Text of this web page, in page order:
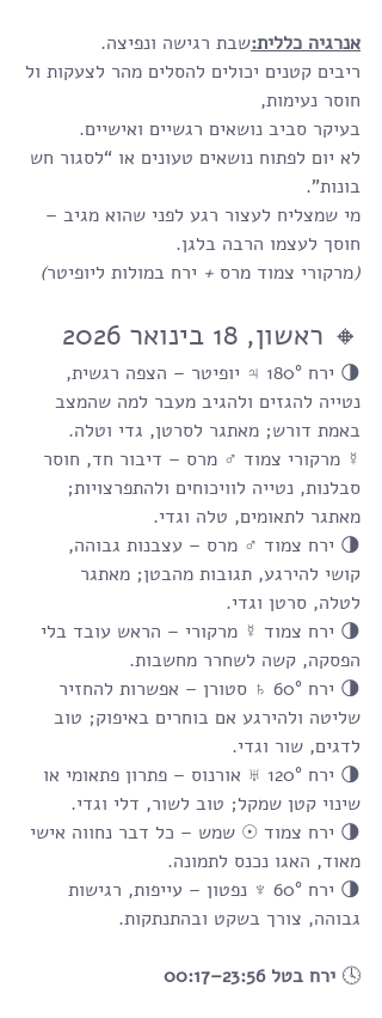
אנרגיה כללית:שבת רגישה ונפיצה.
ריבים קטנים יכולים להסלים מהר לצעקות ול
חוסר נעימות,
בעיקר סביב נושאים רגשיים ואישיים.
לא יום לפתוח נושאים טעונים או “לסגור חש
בונות”.
מי שמצליח לעצור רגע לפני שהוא מגיב –
חוסך לעצמו הרבה בלגן.
(מרקורי צמוד מרס + ירח במולות ליופיטר)
🔸 ראשון, 18 בינואר 2026
🌗 ירח 180° ♃ יופיטר – הצפה רגשית,
נטייה להגזים ולהגיב מעבר למה שהמצב
באמת דורש; מאתגר לסרטן, גדי וטלה.
☿ מרקורי צמוד ♂ מרס – דיבור חד, חוסר
סבלנות, נטייה לוויכוחים ולהתפרצויות;
מאתגר לתאומים, טלה וגדי.
🌗 ירח צמוד ♂ מרס – עצבנות גבוהה,
קושי להירגע, תגובות מהבטן; מאתגר
לטלה, סרטן וגדי.
🌗 ירח צמוד ☿ מרקורי – הראש עובד בלי
הפסקה, קשה לשחרר מחשבות.
🌗 ירח 60° ♄ סטורן – אפשרות להחזיר
שליטה ולהירגע אם בוחרים באיפוק; טוב
לדגים, שור וגדי.
🌗 ירח 120° ♅ אורנוס – פתרון פתאומי או
שינוי קטן שמקל; טוב לשור, דלי וגדי.
🌗 ירח צמוד ☉ שמש – כל דבר נחווה אישי
מאוד, האגו נכנס לתמונה.
🌗 ירח 60° ♆ נפטון – עייפות, רגישות
גבוהה, צורך בשקט ובהתנתקות.
🕓 ירח בטל 23:56–00:17